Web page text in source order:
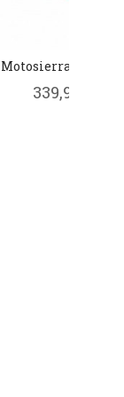
Motosierra Oleo
339,95 €